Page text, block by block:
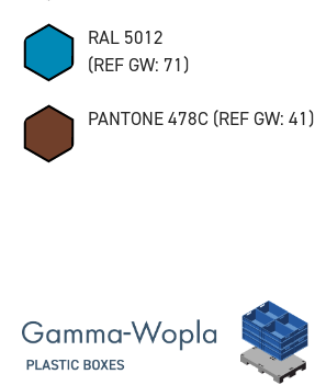
RAL 5012
(REF GW: 71)
PANTONE 478C (REF GW: 41)